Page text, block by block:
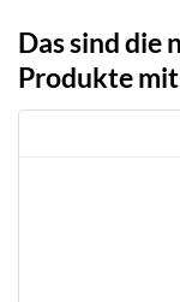
Das sind die
Produkte